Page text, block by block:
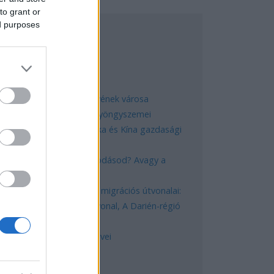
grant or
purposes
Manaus: a dzsungel szívének városa
Magyarország rejtett gyöngyszemei
Az egygyermekes politika és Kína gazdasági
kihívásai
Mik alakítják a gondolkodásod? Avagy a
kognitív torzítások
A világ legveszélyesebb migrációs útvonalai:
A Közép-Mediterrán útvonal, A Darién-régió
és az Indiai-óceáni út
A közlekedés mérföldkövei